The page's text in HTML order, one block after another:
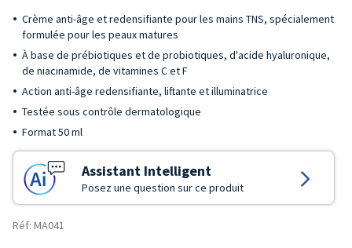
Crème anti-âge et redensifiante pour les mains TNS, spécialement
formulée pour les peaux matures
À base de prébiotiques et de probiotiques, d'acide hyaluronique,
de niacinamide, de vitamines C et F
Action anti-âge redensifiante, liftante et illuminatrice
Testée sous contrôle dermatologique
Format 50 ml
Assistant Intelligent
Posez une question sur ce produit
Réf: MA041